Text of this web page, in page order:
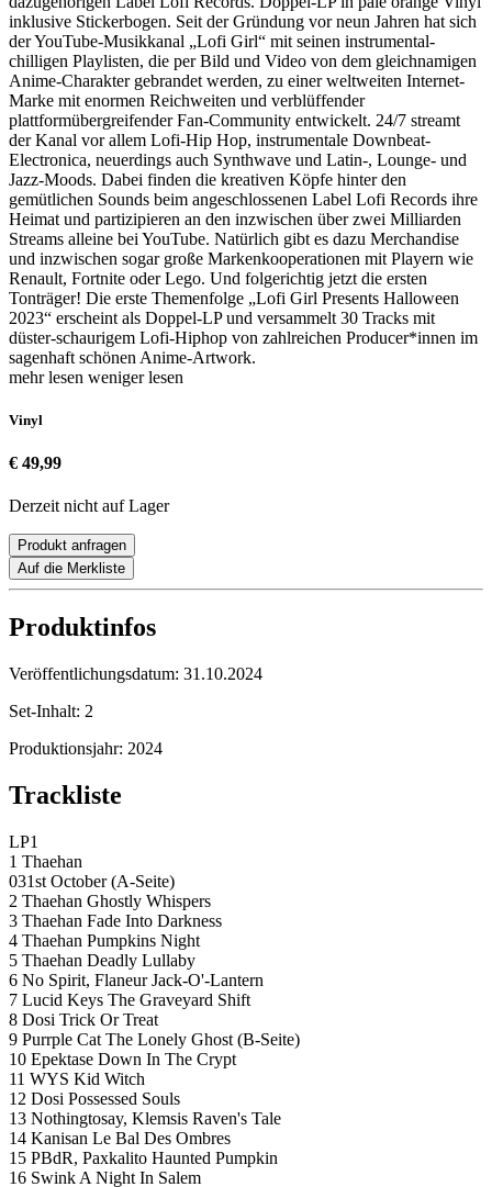
inklusive Stickerbogen. Seit der Gründung vor neun Jahren hat sich
der YouTube-Musikkanal „Lofi Girl“ mit seinen instrumental-
chilligen Playlisten, die per Bild und Video von dem gleichnamigen
Anime-Charakter gebrandet werden, zu einer weltweiten Internet-
Marke mit enormen Reichweiten und verblüffender
plattformübergreifender Fan-Community entwickelt. 24/7 streamt
der Kanal vor allem Lofi-Hip Hop, instrumentale Downbeat-
Electronica, neuerdings auch Synthwave und Latin-, Lounge- und
Jazz-Moods. Dabei finden die kreativen Köpfe hinter den
gemütlichen Sounds beim angeschlossenen Label Lofi Records ihre
Heimat und partizipieren an den inzwischen über zwei Milliarden
Streams alleine bei YouTube. Natürlich gibt es dazu Merchandise
und inzwischen sogar große Markenkooperationen mit Playern wie
Renault, Fortnite oder Lego. Und folgerichtig jetzt die ersten
Tonträger! Die erste Themenfolge „Lofi Girl Presents Halloween
2023“ erscheint als Doppel-LP und versammelt 30 Tracks mit
düster-schaurigem Lofi-Hiphop von zahlreichen Producer*innen im
sagenhaft schönen Anime-Artwork.
mehr lesen weniger lesen
Vinyl
€ 49,99
Derzeit nicht auf Lager
Produkt anfragen
Auf die Merkliste
Produktinfos
Veröffentlichungsdatum: 31.10.2024
Set-Inhalt: 2
Produktionsjahr: 2024
Trackliste
LP1
1 Thaehan
031st October (A-Seite)
2 Thaehan Ghostly Whispers
3 Thaehan Fade Into Darkness
4 Thaehan Pumpkins Night
5 Thaehan Deadly Lullaby
6 No Spirit, Flaneur Jack-O'-Lantern
7 Lucid Keys The Graveyard Shift
8 Dosi Trick Or Treat
9 Purrple Cat The Lonely Ghost (B-Seite)
10 Epektase Down In The Crypt
11 WYS Kid Witch
12 Dosi Possessed Souls
13 Nothingtosay, Klemsis Raven's Tale
14 Kanisan Le Bal Des Ombres
15 PBdR, Paxkalito Haunted Pumpkin
16 Swink A Night In Salem